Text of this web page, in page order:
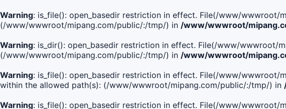
Warning: is_file(): open_basedir restriction in effect. File(/www/
(/www/wwwroot/mipang.com/public/:/tmp/) in /www/wwwroot/
Warning: is_dir(): open_basedir restriction in effect. File(/www/wwwroot/
(/www/wwwroot/mipang.com/public/:/tmp/) in /www/wwwroot/
Warning: is_file(): open_basedir restriction in effect. File(/www/
within the allowed path(s): (/www/wwwroot/mipang.com/public/:/tmp/) in
Warning: is_file(): open_basedir restriction in effect. File(/www/